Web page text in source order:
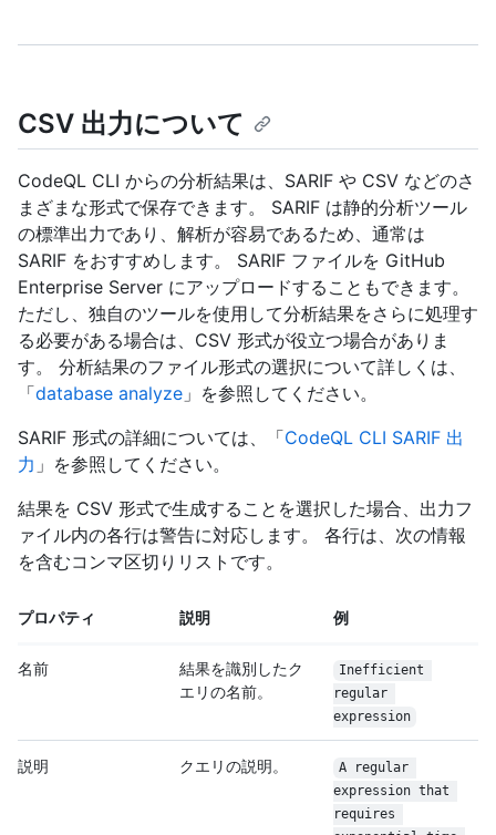
CSV 出力について
CodeQL CLI からの分析結果は、SARIF や CSV などのさ
まざまな形式で保存できます。 SARIF は静的分析ツール
の標準出力であり、解析が容易であるため、通常は
SARIF をおすすめします。 SARIF ファイルを GitHub
Enterprise Server にアップロードすることもできます。
ただし、独自のツールを使用して分析結果をさらに処理す
る必要がある場合は、CSV 形式が役立つ場合がありま
す。 分析結果のファイル形式の選択について詳しくは、
「database analyze 」を参照してください。
SARIF 形式の詳細については、「CodeQL CLI SARIF 出
力 」を参照してください。
結果を CSV 形式で生成することを選択した場合、出力フ
ァイル内の各行は警告に対応します。 各行は、次の情報
を含むコンマ区切りリストです。
プロパティ 説明 例
名前
結果を識別したク
エリの名前。
Inefficient
regular
expression
説明 クエリの説明。
A regular
expression that
requires